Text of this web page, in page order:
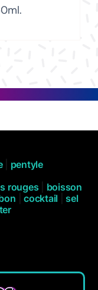
| pentyle
rouges
boisson
|cocktail
sel